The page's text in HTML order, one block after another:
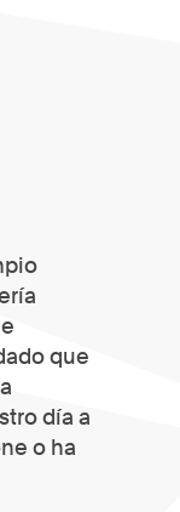
que
día a
o ha